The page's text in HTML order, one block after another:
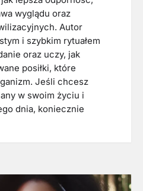
wyglądu oraz
Autor
i szybkim rytuałem
oraz uczy, jak
posiłki, które
Jeśli chcesz
w swoim życiu i
dnia, koniecznie